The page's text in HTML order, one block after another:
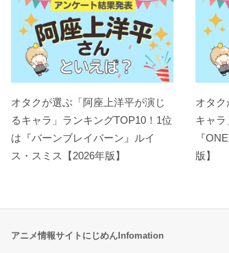
オタクが選ぶ「阿座上洋平が演じ
るキャラ」ランキングTOP10！1位
は『バーンブレイバーン』ルイ
ス・スミス【2026年版】
オタク
キャラ
『
版】
アニメ情報サイトにじめんInfomation